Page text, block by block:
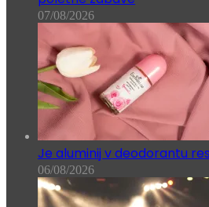
07/08/2026
Je aluminij v deodorantu
06/08/2026